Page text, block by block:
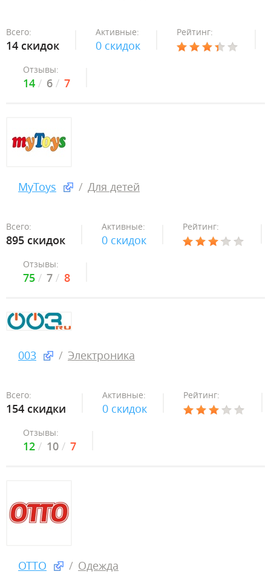
Всего:
14 скидок
Активные:
0 скидок
Рейтинг:
Отзывы:
14 6 7
MyToys Для детей
Всего:
895 скидок
Активные:
0 скидок
Рейтинг:
Отзывы:
75 7 8
003 Электроника
Всего:
154 скидки
Активные:
0 скидок
Рейтинг:
Отзывы:
12 10 7
OTTO Одежда